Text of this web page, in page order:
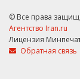
© Все права
Агентство Iran.ru
Лицензия
Обратная связь